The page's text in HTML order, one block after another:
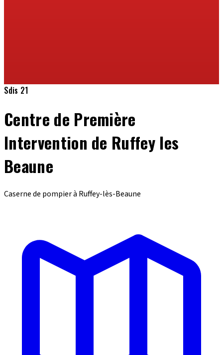
Sdis 21
Centre de Première
Intervention de Ruffey les
Beaune
Caserne de pompier à Ruffey-lès-Beaune